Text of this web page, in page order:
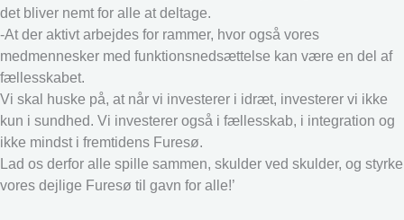
det bliver nemt for alle at deltage.
-At der aktivt arbejdes for rammer, hvor også vores
medmennesker med funktionsnedsættelse kan være en del af
fællesskabet.
Vi skal huske på, at når vi investerer i idræt, investerer vi ikke
kun i sundhed. Vi investerer også i fællesskab, i integration og
ikke mindst i fremtidens Furesø.
Lad os derfor alle spille sammen, skulder ved skulder, og styrke
vores dejlige Furesø til gavn for alle!’